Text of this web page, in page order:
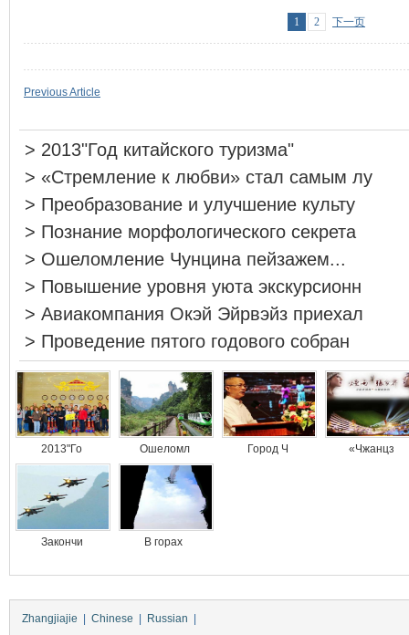
1 2 下一页
Previous Article
> 2013"Год китайского туризма"
> «Стремление к любви» стал самым лу
> Преобразование и улучшение культу
> Познание морфологического секрета
> Ошеломление Чунцина пейзажем...
> Повышение уровня уюта экскурсионн
> Авиакомпания Окэй Эйрвэйз приехал
> Проведение пятого годового собран
2013"Го Ошеломл Город Ч «Чжанцз
Закончи В горах
Zhangjiajie Chinese Russian